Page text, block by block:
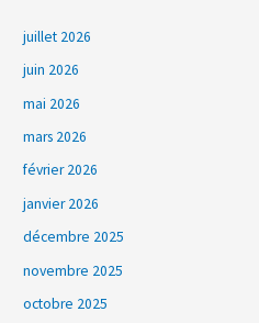
juillet 2026
juin 2026
mai 2026
mars 2026
février 2026
janvier 2026
décembre 2025
novembre 2025
octobre 2025